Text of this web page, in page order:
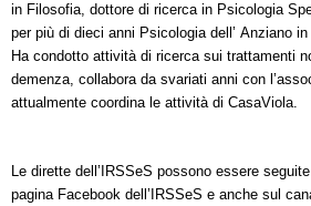
in Filosofia, dottore di ricerca in Psicologia
per più di dieci anni Psicologia dell’ Anziano
Ha condotto attività di ricerca sui trattamenti
demenza, collabora da svariati anni con
attualmente coordina le attività di CasaViola.
Le dirette dell’IRSSeS possono essere
pagina Facebook dell’IRSSeS e anche sul